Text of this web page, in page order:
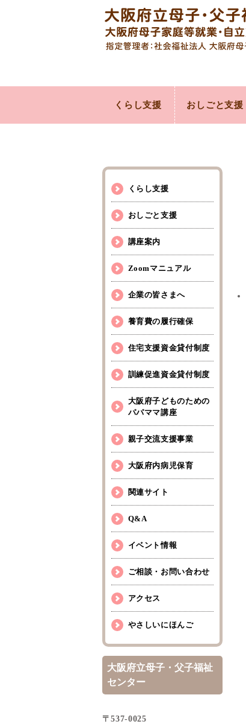
くらし支援 おしごと支援
くらし支援
おしごと支援
講座案内
Zoomマニュアル
企業の皆さまへ
養育費の履行確保
住宅支援資金貸付制度
訓練促進資金貸付制度
大阪府子どものための
パパママ講座
親子交流支援事業
大阪府内病児保育
関連サイト
Q&A
イベント情報
ご相談・お問い合わせ
アクセス
やさしいにほんご
大阪府立母子・父子福祉
センター
〒537-0025